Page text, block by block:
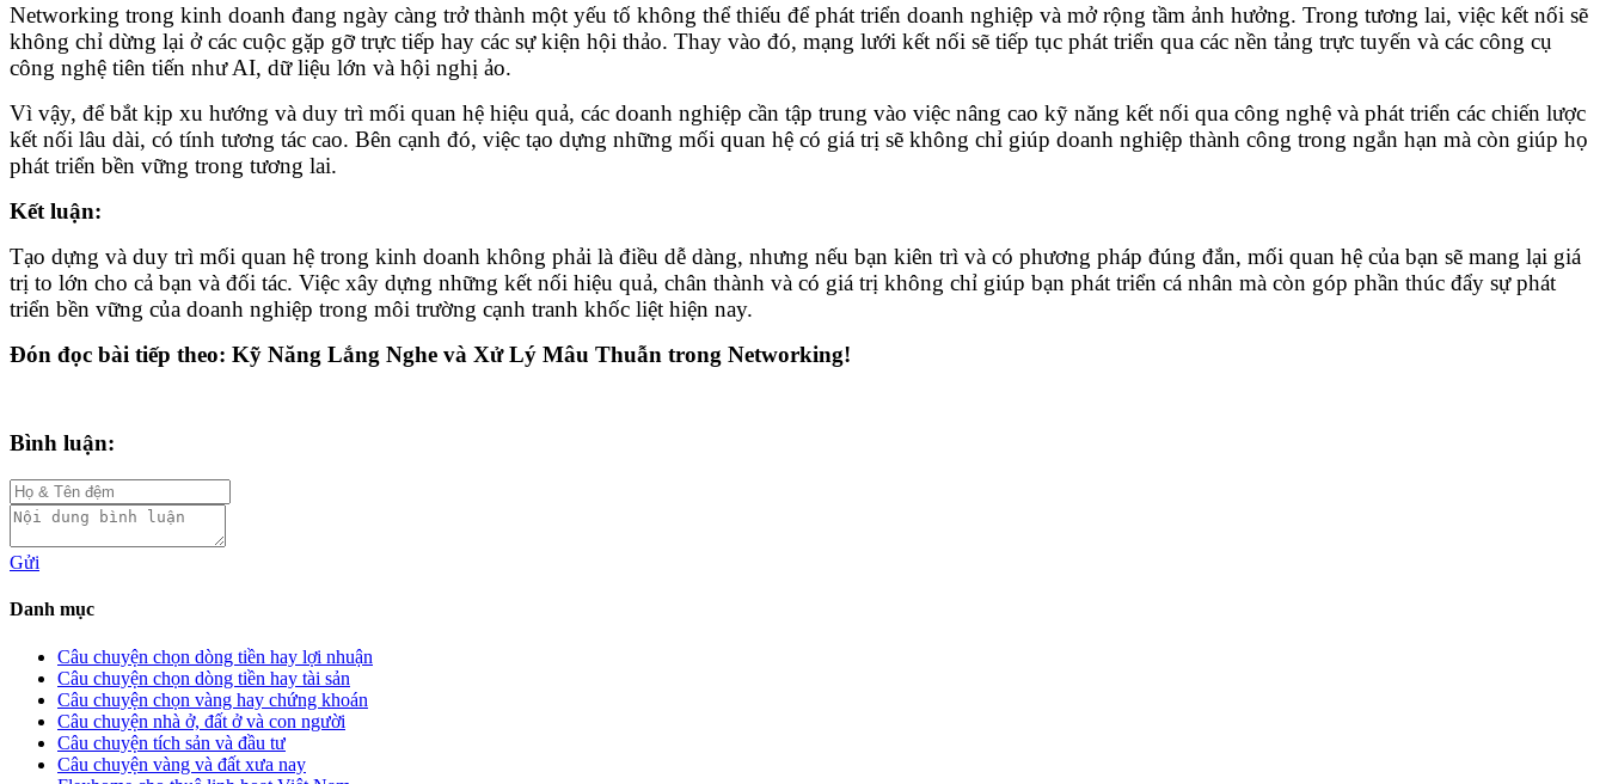
Networking trong kinh doanh đang ngày càng trở thành một yếu tố không thể thiếu để phát triển doanh nghiệp và mở rộng tầm ảnh hưởng. Trong tương lai, việc kết nối sẽ
không chỉ dừng lại ở các cuộc gặp gỡ trực tiếp hay các sự kiện hội thảo. Thay vào đó, mạng lưới kết nối sẽ tiếp tục phát triển qua các nền tảng trực tuyến và các công cụ
công nghệ tiên tiến như AI, dữ liệu lớn và hội nghị ảo.
Vì vậy, để bắt kịp xu hướng và duy trì mối quan hệ hiệu quả, các doanh nghiệp cần tập trung vào việc nâng cao kỹ năng kết nối qua công nghệ và phát triển các chiến lược
kết nối lâu dài, có tính tương tác cao. Bên cạnh đó, việc tạo dựng những mối quan hệ có giá trị sẽ không chỉ giúp doanh nghiệp thành công trong ngắn hạn mà còn giúp họ
phát triển bền vững trong tương lai.
Kết luận:
Tạo dựng và duy trì mối quan hệ trong kinh doanh không phải là điều dễ dàng, nhưng nếu bạn kiên trì và có phương pháp đúng đắn, mối quan hệ của bạn sẽ mang lại giá
trị to lớn cho cả bạn và đối tác. Việc xây dựng những kết nối hiệu quả, chân thành và có giá trị không chỉ giúp bạn phát triển cá nhân mà còn góp phần thúc đẩy sự phát
triển bền vững của doanh nghiệp trong môi trường cạnh tranh khốc liệt hiện nay.
Đón đọc bài tiếp theo: Kỹ Năng Lắng Nghe và Xử Lý Mâu Thuẫn trong Networking!
Bình luận:
Gửi
Danh mục
Câu chuyện chọn dòng tiền hay lợi nhuận
Câu chuyện chọn dòng tiền hay tài sản
Câu chuyện chọn vàng hay chứng khoán
Câu chuyện nhà ở, đất ở và con người
Câu chuyện tích sản và đầu tư
Câu chuyện vàng và đất xưa nay